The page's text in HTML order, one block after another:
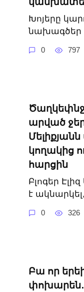
Խոյերը
նախագծեր
0 797
արված
կողակից
հարցին
Բլոգեր
է
0 326
Բա որ